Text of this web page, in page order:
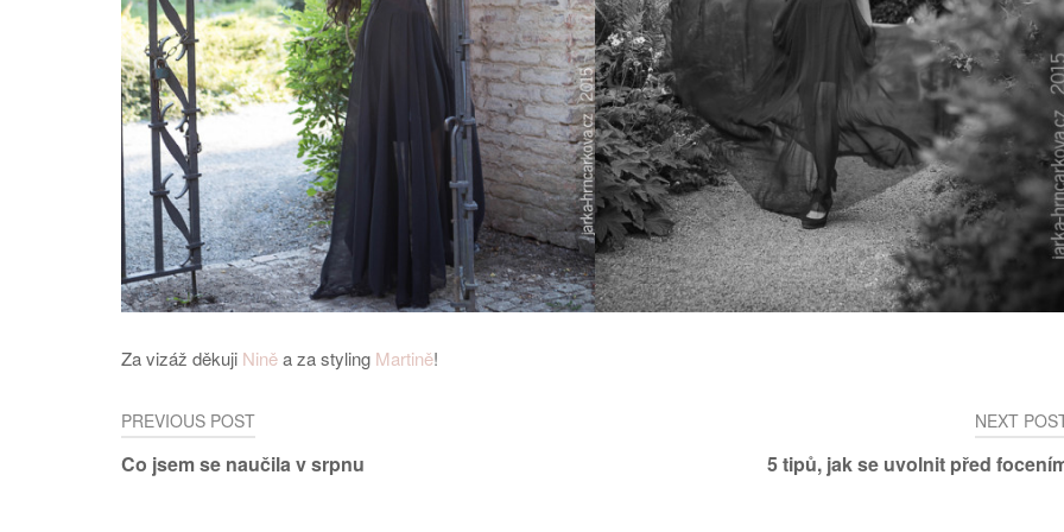
Za vizáž děkuji Niněa za styling Martině!
Post
navigation
PREVIOUS POST
Co jsem se naučila v srpnu
NEXT
5 tipů, jak se uvolnit před